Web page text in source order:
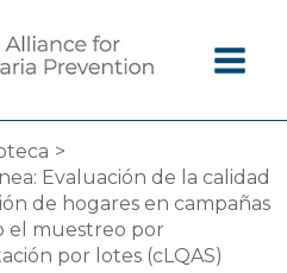
Evaluación de la calidad
de hogares en campañas
el muestreo por
por lotes (cLQAS)